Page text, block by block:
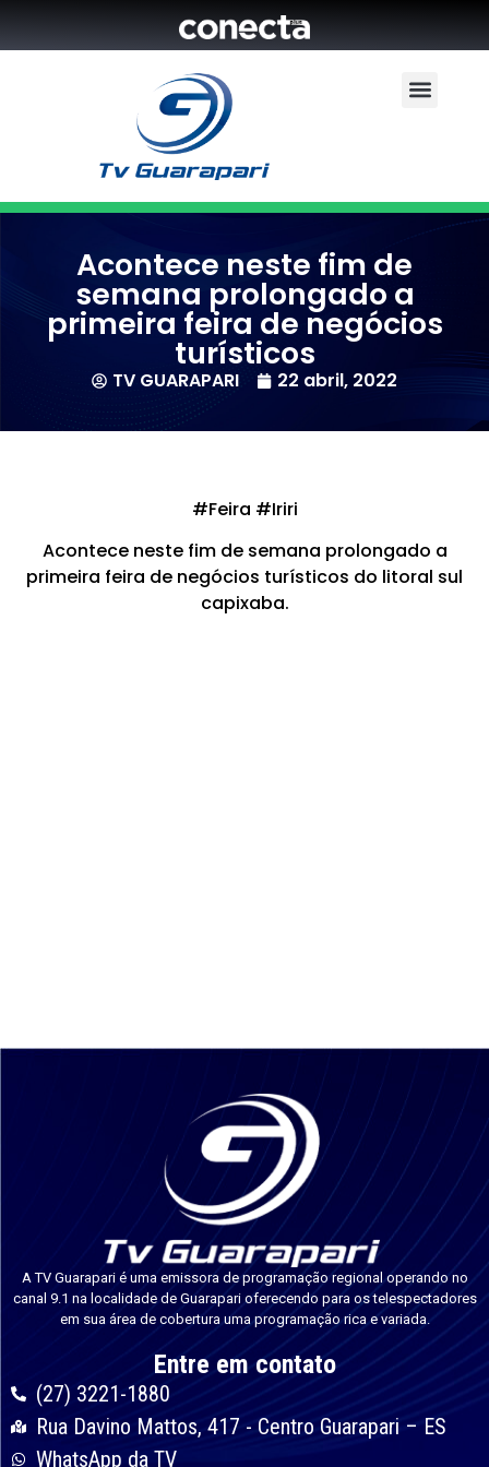
Acontece neste fim de
semana prolongado a
primeira feira de negócios
turísticos
TV GUARAPARI 22 abril, 2022
#Feira #Iriri
Acontece neste fim de semana prolongado a
primeira feira de negócios turísticos do litoral sul
capixaba.
A TV Guarapari é uma emissora de programação regional operando no
canal 9.1 na localidade de Guarapari oferecendo para os telespectadores
em sua área de cobertura uma programação rica e variada.
Entre em contato
(27) 3221-1880
Rua Davino Mattos, 417 - Centro Guarapari – ES
WhatsApp da TV